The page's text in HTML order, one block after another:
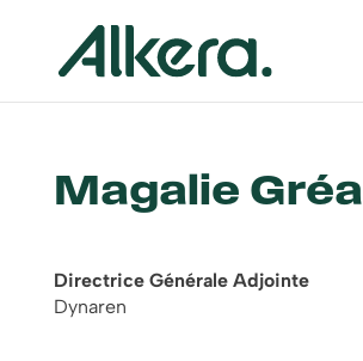
Magalie Gréa
Directrice Générale Adjointe
Dynaren